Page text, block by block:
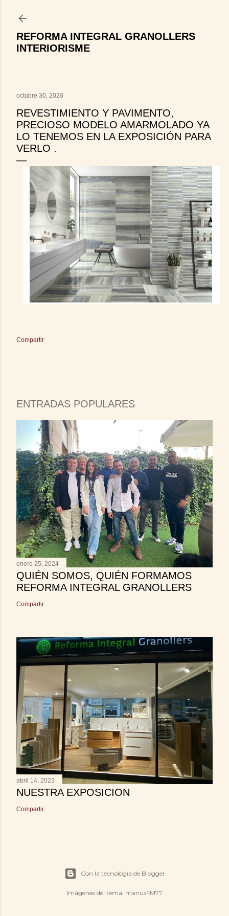
REFORMA INTEGRAL GRANOLLERS
INTERIORISME
octubre 30, 2020
REVESTIMIENTO Y PAVIMENTO,
PRECIOSO MODELO AMARMOLADO YA
LO TENEMOS EN LA EXPOSICIÓN PARA
VERLO .
Compartir
ENTRADAS POPULARES
enero 25, 2024
QUIÉN SOMOS, QUIÉN FORMAMOS
REFORMA INTEGRAL GRANOLLERS
Compartir
abril 14, 2023
NUESTRA EXPOSICION
Compartir
Con la tecnología de Blogger
Imágenes del tema: mariusFM77